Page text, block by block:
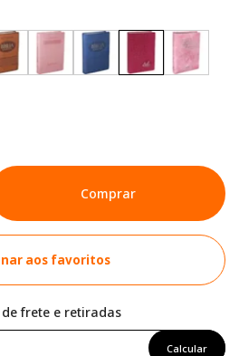
Comprar
aos favoritos
de frete e retiradas
Calcular